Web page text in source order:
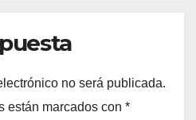
no será publicada.
están marcados con *